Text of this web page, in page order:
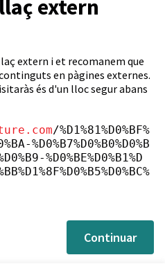
extern
extern i et recomanem que
en pàgines externes.
és d'un lloc segur abans
/%D1%81%D0%BF%
%D0%B7%D0%B0%D0%B
%D0%BE%D0%B1%D
Continuar